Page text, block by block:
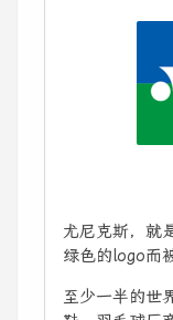
尤尼克斯，就
绿色的logo而
至少一半的世